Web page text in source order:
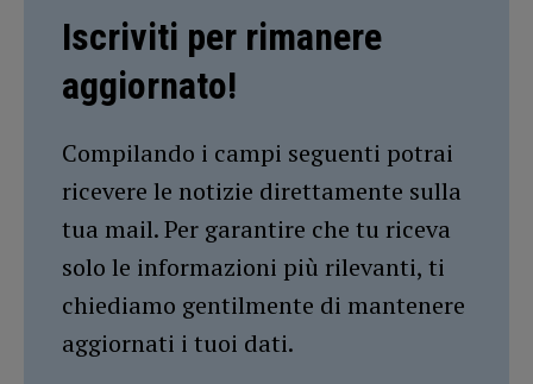
Iscriviti per rimanere
aggiornato!
Compilando i campi seguenti potrai
ricevere le notizie direttamente sulla
tua mail. Per garantire che tu riceva
solo le informazioni più rilevanti, ti
chiediamo gentilmente di mantenere
aggiornati i tuoi dati.